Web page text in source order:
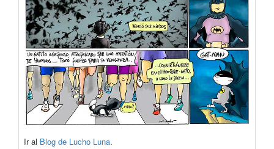
Ir al Blog de Lucho Luna.